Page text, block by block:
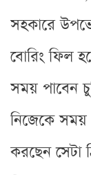
সহকারে
বোরিং ফিল
সময় পাবেন
নিজেকে
করছেন সেটা